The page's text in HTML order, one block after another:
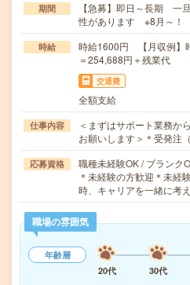
期間
【急募】即日～長期 一
性があります ※8月～！
時給
時給1600円 【月収例】
＝254,688円＋残業代
交通費
全額支給
仕事内容
＜まずはサポート業務か
お願いします＞＊受発
応募資格
職種未経験OK / ブランク
＊未経験の方歓迎＊未経
時、キャリアを一緒に考
職場の雰囲気
年齢層
20代
30代